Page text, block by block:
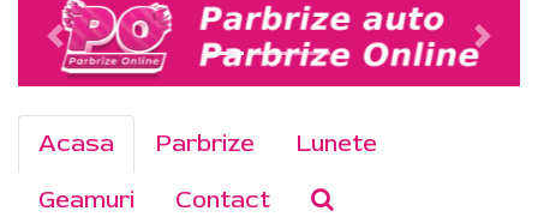
Acasa Parbrize
Lunete
Geamuri
Contact